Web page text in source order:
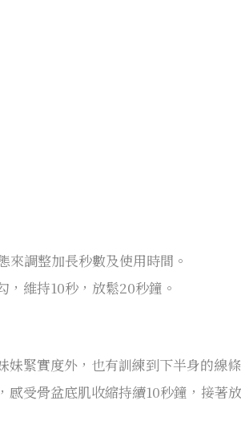
調整加長秒數及使用時間。
維持10秒，放鬆20秒鐘。
緊實度外，也有訓練到下半身的線條
受骨盆底肌收縮持續10秒鐘，接著